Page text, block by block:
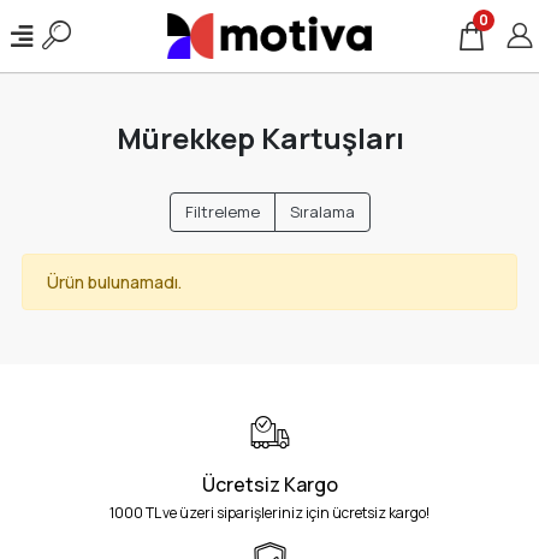
0
Mürekkep Kartuşları
Filtreleme Sıralama
Ürün bulunamadı.
Ücretsiz Kargo
1000 TL ve üzeri siparişleriniz için ücretsiz kargo!